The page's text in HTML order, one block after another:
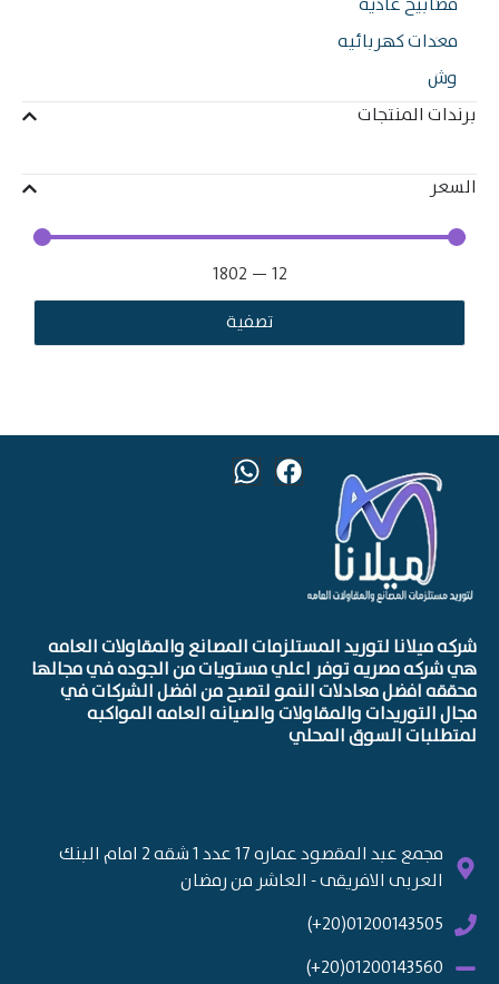
كهربائيه
المنتجات
1802
ميلانا لتوريد المستلزمات المصانع والمقاولات العامه
مصريه توفر اعلي مستويات من الجوده في مجالها
افضل معادلات النمو لتصبح من افضل الشركات في
التوريدات والمقاولات والصيانه العامه المواكبه
السوق المحلي
مجمع عبد المقصود عماره 17 عدد 1 شقه 2 امام البنك
العربى الافريقى - العاشر من رمضان
01200143505(20+)
01200143560(20+)